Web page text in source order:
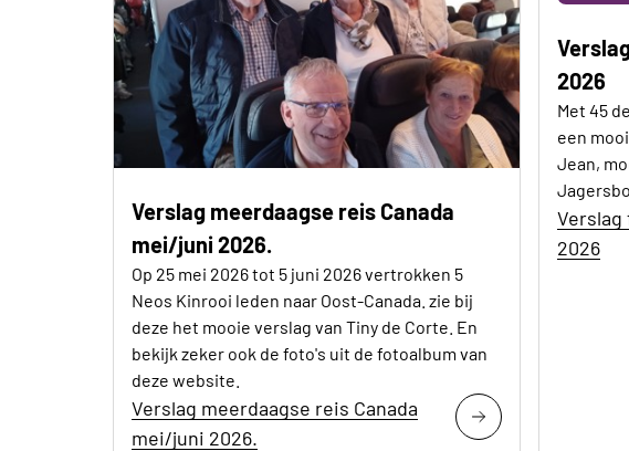
Verslag meerdaagse reis Canada
mei/juni 2026.
Op 25 mei 2026 tot 5 juni 2026 vertrokken 5
Neos Kinrooi leden naar Oost-Canada. zie bij
deze het mooie verslag van Tiny de Corte. En
bekijk zeker ook de foto's uit de fotoalbum van
deze website.
Verslag meerdaagse reis Canada
mei/juni 2026.
2026
Met 45
een
Jean,
2026